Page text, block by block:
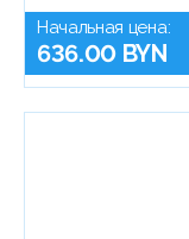
Начальная цена:
636.00 BYN